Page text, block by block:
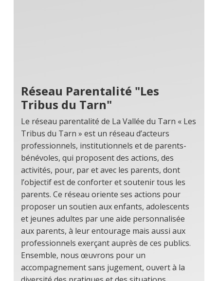
Réseau Parentalité "Les
Tribus du Tarn"
Le réseau parentalité de La Vallée du Tarn « Les
Tribus du Tarn » est un réseau d’acteurs
professionnels, institutionnels et de parents-
bénévoles, qui proposent des actions, des
activités, pour, par et avec les parents, dont
l’objectif est de conforter et soutenir tous les
parents. Ce réseau oriente ses actions pour
proposer un soutien aux enfants, adolescents
et jeunes adultes par une aide personnalisée
aux parents, à leur entourage mais aussi aux
professionnels exerçant auprès de ces publics.
Ensemble, nous œuvrons pour un
accompagnement sans jugement, ouvert à la